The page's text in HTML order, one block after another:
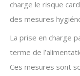
charge le risque
des mesures
La prise en charge
terme de
Ces mesures sont